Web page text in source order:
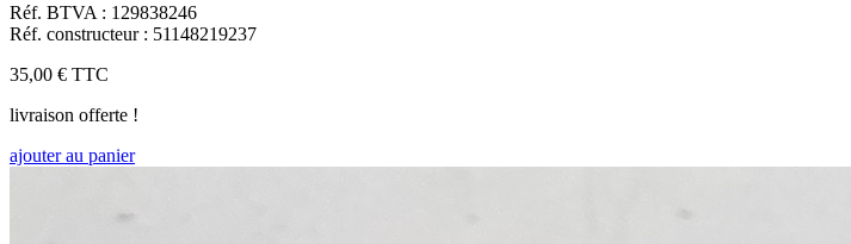
Réf. BTVA : 129838246
Réf. constructeur : 51148219237
35,00 € TTC
livraison offerte !
ajouter au panier